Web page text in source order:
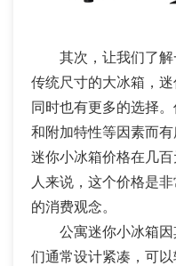
其次，让我们了解
传统尺寸的大冰箱，
同时也有更多的选择
和附加特性等因素而
迷你小冰箱价格在几
人来说，这个价格是
的消费观念。
公寓迷你小冰箱因
们通常设计紧凑，可